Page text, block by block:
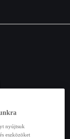
nyújtsuk
eszközöket